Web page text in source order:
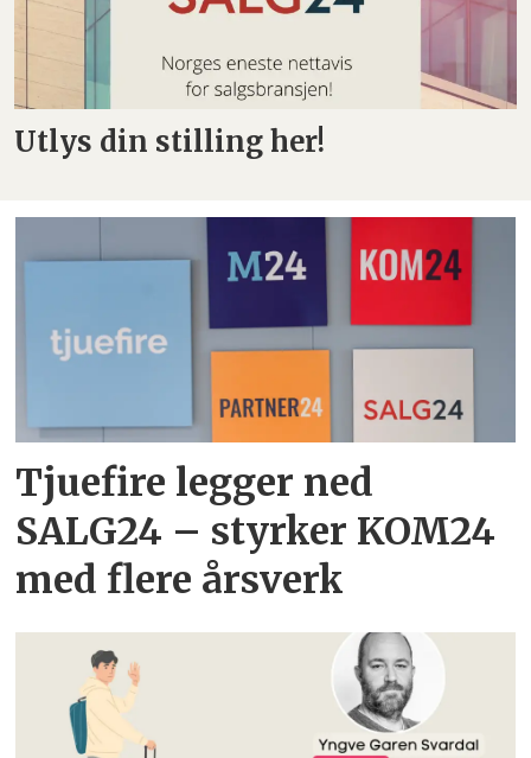
Utlys din stilling her!
Tjuefire legger ned
SALG24 – styrker KOM24
med flere årsverk